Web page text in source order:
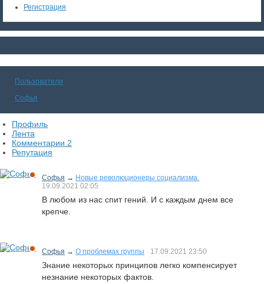
Регистрация
Пользователи
Софья
Профиль
Лента
Комментарии 2
Репутация
Софья → Новые революционеры социализма.
19.09.2021 02:05
В любом из нас спит гений. И с каждым днем все
крепче.
Софья → О проблемах группы 17.09.2021 23:50
Знание некоторых принципов легко компенсирует
незнание некоторых фактов.